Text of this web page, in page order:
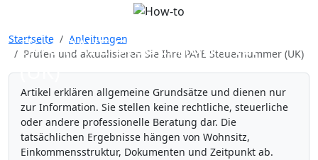
Prüfen und aktualisieren Sie
Ihre PAYE Steuernummer
(UK)
Startseite
Anleitungen
Prüfen und aktualisieren Sie Ihre PAYE Steuernummer (UK)
Artikel erklären allgemeine Grundsätze und dienen nur
zur Information. Sie stellen keine rechtliche, steuerliche
oder andere professionelle Beratung dar. Die
tatsächlichen Ergebnisse hängen von Wohnsitz,
Einkommensstruktur, Dokumenten und Zeitpunkt ab.